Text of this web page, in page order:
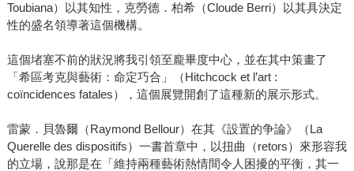
Toubiana）以其知性，克勞德．柏希（Cloude Berri）以其具決定
性的盛名領導著這個機構。
這個堵塞不前的狀況將我引領至龐畢度中心，並在其中策畫了
「希區考克與藝術：命定巧合」（Hitchcock et l’art :
coïncidences fatales），這個展覽開創了這種新的展示形式。
雷蒙．貝魯爾（Raymond Bellour）在其《設置的争論》（La
Querelle des dispositifs）一書首章中，以扭曲（retors）來形容我
的立場，說那是在「維持兩種藝術熱情間令人困擾的平衡，其一